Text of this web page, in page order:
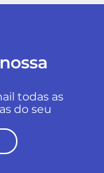
todas as
do seu